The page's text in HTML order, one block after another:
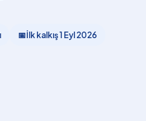
📅İlk kalkış1 Eyl 2026